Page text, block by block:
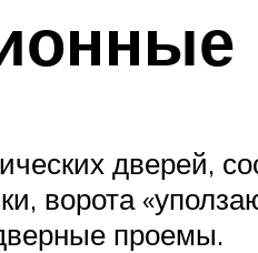
дверей,
ворота
проемы.